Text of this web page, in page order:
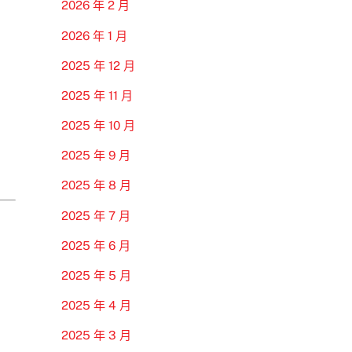
2026 年 2 月
2026 年 1 月
2025 年 12 月
2025 年 11 月
2025 年 10 月
2025 年 9 月
2025 年 8 月
2025 年 7 月
2025 年 6 月
2025 年 5 月
2025 年 4 月
2025 年 3 月